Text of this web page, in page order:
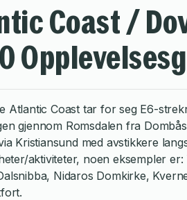
Coast /
Atlantic Coast tar for seg E6-
gjennom Romsdalen fra
Kristiansund med avstikkere
aktiviteter, noen eksempler er:
Nidaros Domkirke,